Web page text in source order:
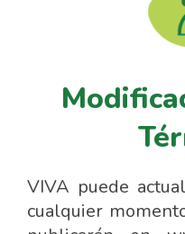
VIVA puede
cualquier